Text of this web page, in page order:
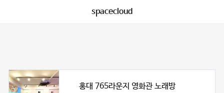
spacecloud
홍대 765라운지 영화관 노래방